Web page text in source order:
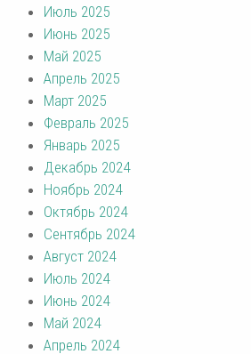
Июль 2025
Июнь 2025
Май 2025
Апрель 2025
Март 2025
Февраль 2025
Январь 2025
Декабрь 2024
Ноябрь 2024
Октябрь 2024
Сентябрь 2024
Август 2024
Июль 2024
Июнь 2024
Май 2024
Апрель 2024